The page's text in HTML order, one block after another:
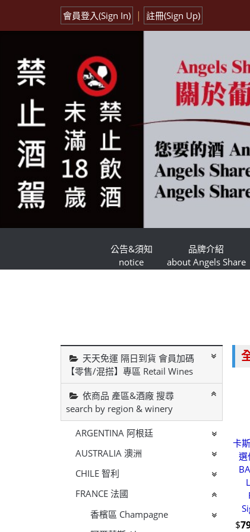
會員登入(Sign In) | 註冊(Sign Up)
公告&須知
notice
品牌介紹
about Angels Share
天天免運 隔日到貨 會員加碼
【零售/混搭】專區 Retail Wines
依商品 產區&酒廠 搜尋
search by region & winery
ARGENTINA 阿根廷
AUSTRALIA 澳洲
CHILE 智利
FRANCE 法國
香檳區 Champagne
卡
選
$